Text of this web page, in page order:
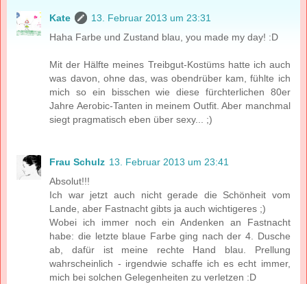
Kate
13. Februar 2013 um 23:31
Haha Farbe und Zustand blau, you made my day! :D
Mit der Hälfte meines Treibgut-Kostüms hatte ich auch
was davon, ohne das, was obendrüber kam, fühlte ich
mich so ein bisschen wie diese fürchterlichen 80er
Jahre Aerobic-Tanten in meinem Outfit. Aber manchmal
siegt pragmatisch eben über sexy... ;)
Frau Schulz 13. Februar 2013 um 23:41
Absolut!!!
Ich war jetzt auch nicht gerade die Schönheit vom
Lande, aber Fastnacht gibts ja auch wichtigeres ;)
Wobei ich immer noch ein Andenken an Fastnacht
habe: die letzte blaue Farbe ging nach der 4. Dusche
ab, dafür ist meine rechte Hand blau. Prellung
wahrscheinlich - irgendwie schaffe ich es echt immer,
mich bei solchen Gelegenheiten zu verletzen :D